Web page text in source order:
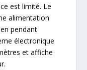
est limité. Le
alimentation
pendant
électronique
et affiche